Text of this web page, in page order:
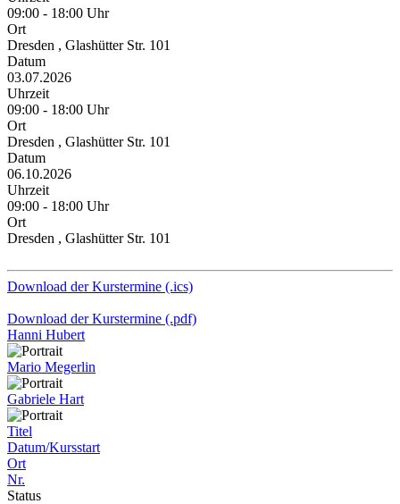
09:00 - 18:00 Uhr
Ort
Dresden , Glashütter Str. 101
Datum
03.07.2026
Uhrzeit
09:00 - 18:00 Uhr
Ort
Dresden , Glashütter Str. 101
Datum
06.10.2026
Uhrzeit
09:00 - 18:00 Uhr
Ort
Dresden , Glashütter Str. 101
Download der Kurstermine (.ics)
Download der Kurstermine (.pdf)
Hanni Hubert
Mario Megerlin
Gabriele Hart
Titel
Datum/Kursstart
Ort
Nr.
Status